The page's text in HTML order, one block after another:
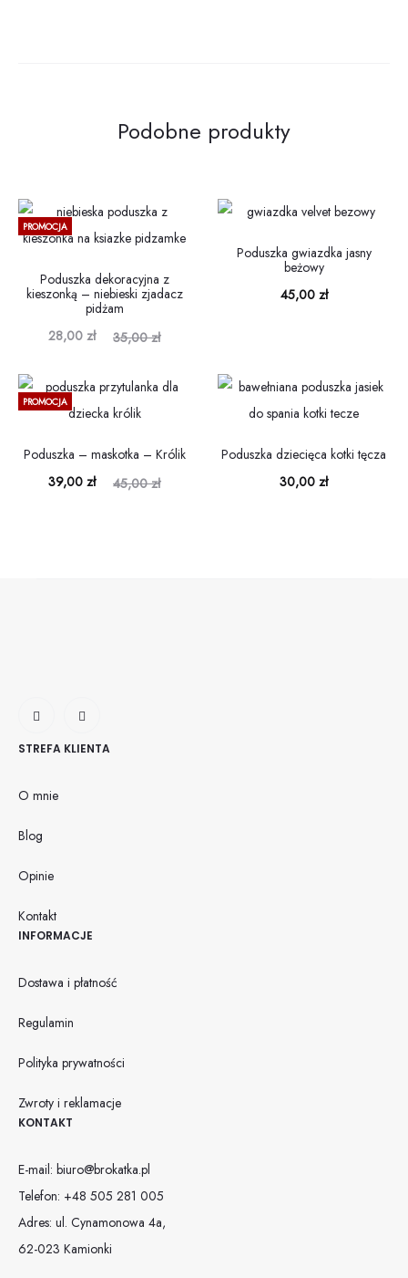
Podobne produkty
PROMOCJA
Poduszka dekoracyjna z
kieszonką – niebieski zjadacz
pidżam
35,00zł
Pierwotna
wynosiła:
35,00 zł.
28,00 zł
Aktualna
wynosi:
Poduszka gwiazdka jasny
beżowy
45,00 zł
PROMOCJA
Poduszka – maskotka – Królik
45,00zł
Pierwotna
39,00 zł
Aktualna
Poduszka dziecięca kotki tęcza
30,00 zł
STREFA KLIENTA
O mnie
Blog
Opinie
Kontakt
INFORMACJE
Dostawa i płatność
Regulamin
Polityka prywatności
Zwroty i reklamacje
KONTAKT
E-mail: biuro@brokatka.pl
Telefon: +48 505 281 005
Adres: ul. Cynamonowa 4a,
62-023 Kamionki